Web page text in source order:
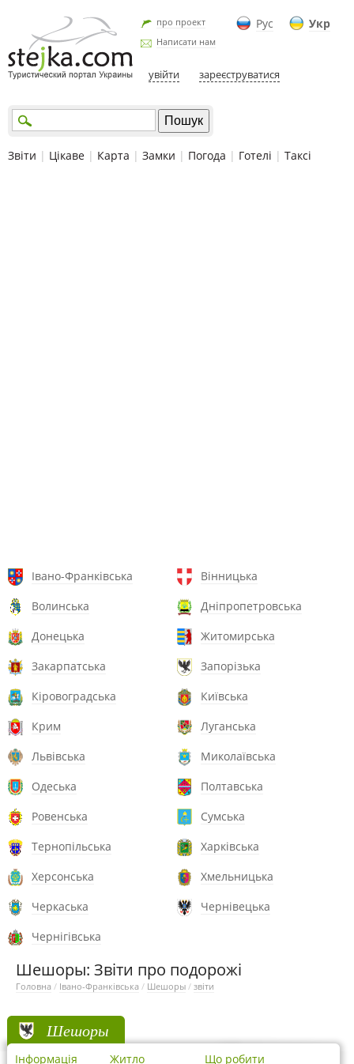
Рус Укр
про проект
Написати нам
увійти зареєструватися
Звіти | Цікаве | Карта | Замки | Погода | Готелі | Таксі
Івано-Франківська
Вінницька
Волинська
Дніпропетровська
Донецька
Житомирська
Закарпатська
Запорізька
Кіровоградська
Київська
Крим
Луганська
Львівська
Миколаївська
Одеська
Полтавська
Ровенська
Сумська
Тернопільська
Харківська
Херсонська
Хмельницька
Черкаська
Чернівецька
Чернігівська
Шешоры: Звіти про подорожі
Головна / Івано-Франківська / Шешоры / звіти
Шешоры
Інформація Житло Що робити